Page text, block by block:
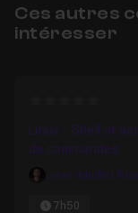
Ces autres
intéresser
Linux - Shell et
de commandes
Jean-Michel
7h50